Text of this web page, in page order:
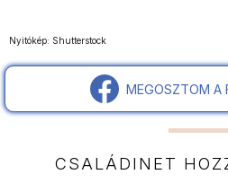
Nyitókép: Shutterstock
MEGOSZTOM A
CSALÁDINET